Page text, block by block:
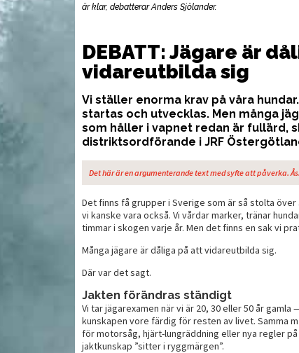
är klar, debatterar Anders Sjölander.
DEBATT: Jägare är
vidareutbilda sig
Vi ställer enorma krav på våra
startas och utvecklas. Men många
som håller i vapnet redan är fullärd,
distriktsordförande i JRF
Det här är en argumenterande text med syfte att påverka.
Det finns få grupper i Sverige som är så stolta
vi kanske vara också. Vi vårdar marker, tränar
timmar i skogen varje år. Men det finns en sak vi
Många jägare är dåliga på att vidareutbilda sig.
Där var det sagt.
Jakten förändras ständigt
Vi tar jägarexamen när vi är 20, 30 eller 50 år
kunskapen vore färdig för resten av livet. Samma
för motorsåg, hjärt-lungräddning eller nya regler
jaktkunskap ”sitter i ryggmärgen”.
Enkla skott med klassisk
MAT